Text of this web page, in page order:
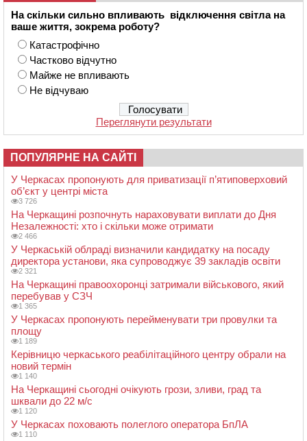
На скільки сильно впливають відключення світла на
ваше життя, зокрема роботу?
Катастрофічно
Частково відчутно
Майже не впливають
Не відчуваю
Переглянути результати
ПОПУЛЯРНЕ НА САЙТІ
У Черкасах пропонують для приватизації п’ятиповерховий
об’єкт у центрі міста
3 726
На Черкащині розпочнуть нараховувати виплати до Дня
Незалежності: хто і скільки може отримати
2 466
У Черкаській облраді визначили кандидатку на посаду
директора установи, яка супроводжує 39 закладів освіти
2 321
На Черкащині правоохоронці затримали військового, який
перебував у СЗЧ
1 365
У Черкасах пропонують перейменувати три провулки та
площу
1 189
Керівницю черкаського реабілітаційного центру обрали на
новий термін
1 140
На Черкащині сьогодні очікують грози, зливи, град та
шквали до 22 м/с
1 120
У Черкасах поховають полеглого оператора БпЛА
1 110